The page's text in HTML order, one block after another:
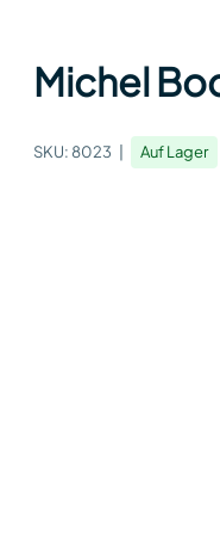
Michel
SKU:8023 Auf Lager